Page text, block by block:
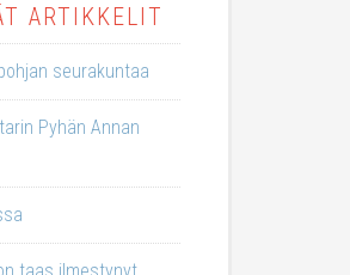
ARTIKKELIT
seurakuntaa
Pyhän Annan